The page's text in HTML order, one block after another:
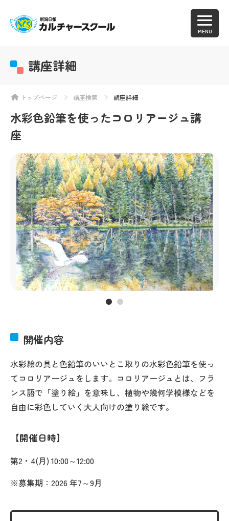
MENU
講座詳細
トップページ 講座検索 講座詳細
水彩色鉛筆を使ったコロリアージュ講
座
開催内容
水彩絵の具と色鉛筆のいいとこ取りの水彩色鉛筆を使っ
てコロリアージュをします。コロリアージュとは、フラ
ンス語で「塗り絵」を意味し、植物や幾何学模様などを
自由に彩色していく大人向けの塗り絵です。
開催日時
第2・4(月) 10:00～12:00
※募集期：2026 年7～9月